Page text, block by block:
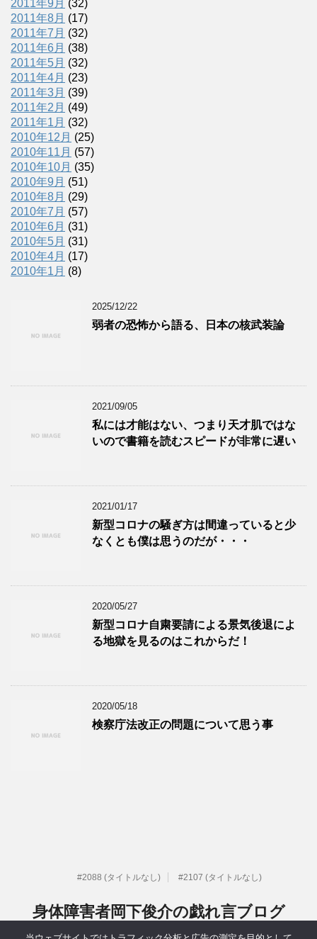
2011年9月 (32)
2011年8月 (17)
2011年7月 (32)
2011年6月 (38)
2011年5月 (32)
2011年4月 (23)
2011年3月 (39)
2011年2月 (49)
2011年1月 (32)
2010年12月 (25)
2010年11月 (57)
2010年10月 (35)
2010年9月 (51)
2010年8月 (29)
2010年7月 (57)
2010年6月 (31)
2010年5月 (31)
2010年4月 (17)
2010年1月 (8)
2025/12/22
弱者の恐怖から語る、日本の核武装論
2021/09/05
私には才能はない、つまり天才肌ではな
いので書籍を読むスピードが非常に遅い
2021/01/17
新型コロナの騒ぎ方は間違っていると少
なくとも僕は思うのだが・・・
2020/05/27
新型コロナ自粛要請による景気後退によ
る地獄を見るのはこれからだ！
2020/05/18
検察庁法改正の問題について思う事
#2088 (タイトルなし) #2107 (タイトルなし)
身体障害者岡下俊介の戯れ言ブログ